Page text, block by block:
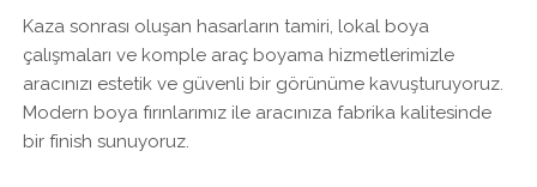
Kaza sonrası oluşan hasarların tamiri, lokal boya
çalışmaları ve komple araç boyama hizmetlerimizle
aracınızı estetik ve güvenli bir görünüme kavuşturuyoruz.
Modern boya fırınlarımız ile aracınıza fabrika kalitesinde
bir finish sunuyoruz.